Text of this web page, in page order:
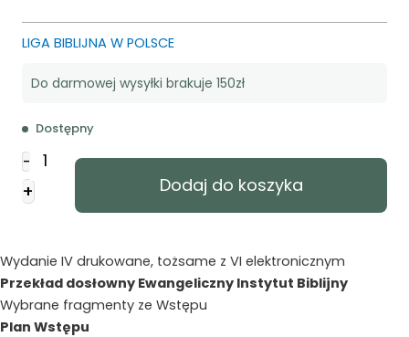
LIGA BIBLIJNA W POLSCE
Do darmowej wysyłki brakuje 150zł
Dostępny
-
Biblia
EIB
DOSŁOWNY
-
PU
indeks
grafit
+ Dodaj do koszyka
Wydanie IV drukowane, tożsame z VI elektronicznym
Przekład dosłowny Ewangeliczny Instytut Biblijny
Wybrane fragmenty ze Wstępu
Plan Wstępu